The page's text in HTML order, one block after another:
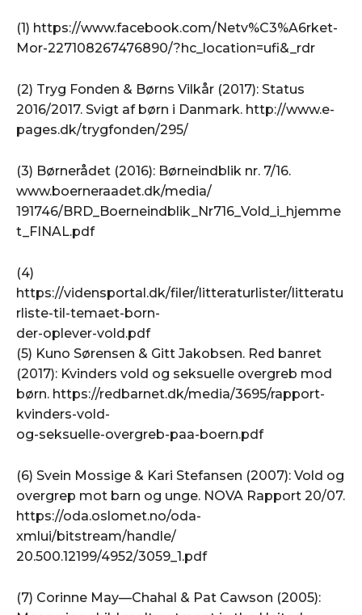
(1) https://www.facebook.com/Netv%C3%A6rket-
Mor-227108267476890/?hc_location=ufi&_rdr
(2) Tryg Fonden & Børns Vilkår (2017): Status
2016/2017. Svigt af børn i Danmark. http://www.e-
pages.dk/trygfonden/295/
(3) Børnerådet (2016): Børneindblik nr. 7/16.
www.boerneraadet.dk/media/
191746/BRD_Boerneindblik_Nr716_Vold_i_hjemme
t_FINAL.pdf
(4)
https://vidensportal.dk/filer/litteraturlister/litteratu
rliste-til-temaet-born-
der-oplever-vold.pdf
(5) Kuno Sørensen & Gitt Jakobsen. Red banret
(2017): Kvinders vold og seksuelle overgreb mod
børn. https://redbarnet.dk/media/3695/rapport-
kvinders-vold-
og-seksuelle-overgreb-paa-boern.pdf
(6) Svein Mossige & Kari Stefansen (2007): Vold og
overgrep mot barn og unge. NOVA Rapport 20/07.
https://oda.oslomet.no/oda-
xmlui/bitstream/handle/
20.500.12199/4952/3059_1.pdf
(7) Corinne May—Chahal & Pat Cawson (2005):